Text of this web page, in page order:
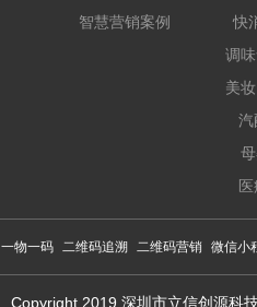
智慧营销案例
快
调
美
汽
一物一码 二维码追溯 二维码营销 微信小
Copyright 2019 深圳市立信创源科